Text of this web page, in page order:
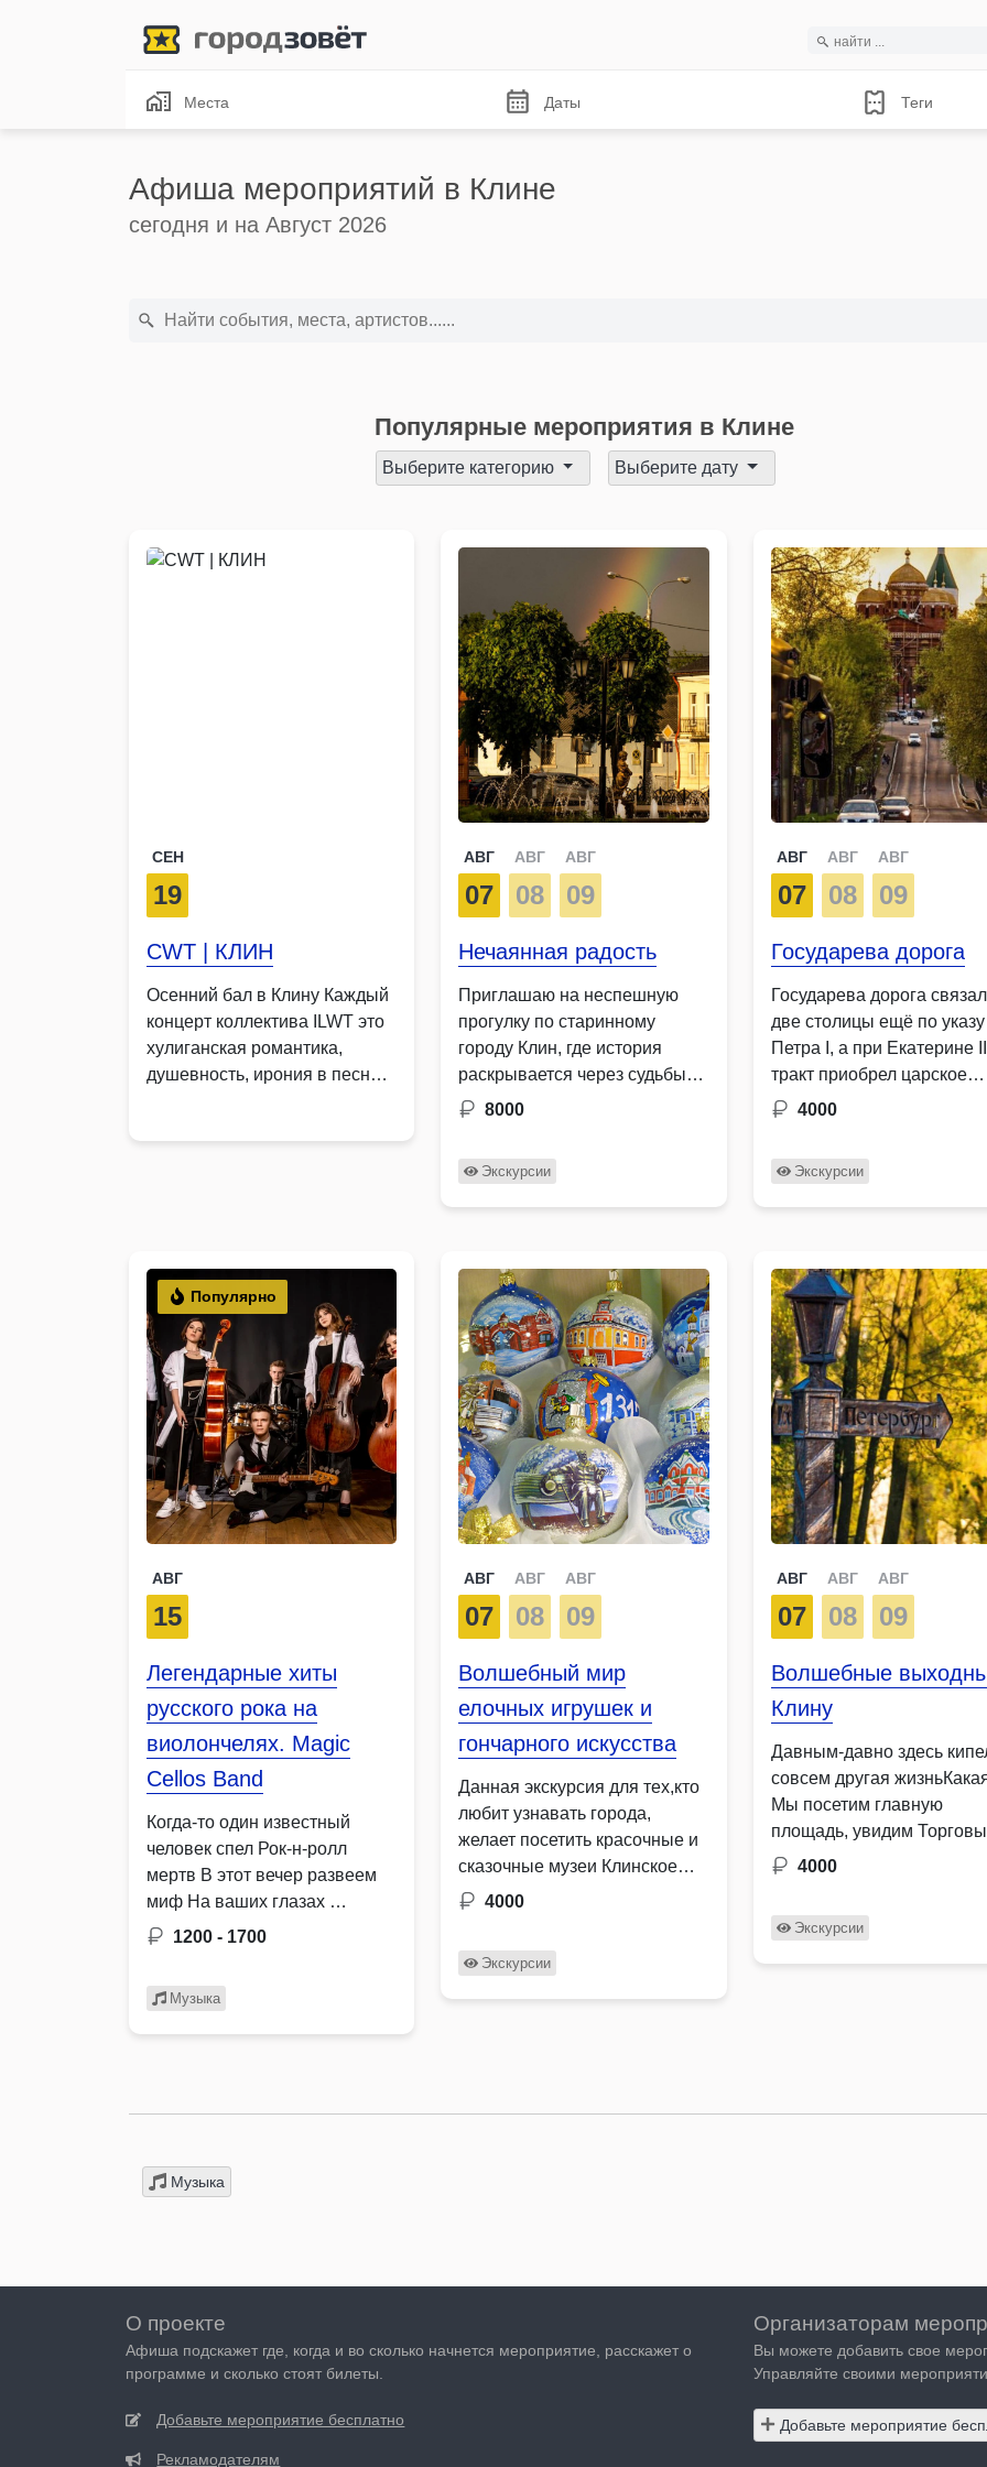
Места Даты Теги
Афиша мероприятий в Клине
сегодня и на Август 2026
Популярные мероприятия в Клине
Выберите категорию Выберите дату
СЕН
19
CWT | КЛИН
Осенний бал в Клину Каждый
концерт коллектива ILWT это
хулиганская романтика,
душевность, ирония в песнях,
АВГ
07
АВГ
08
АВГ
09
Нечаянная радость
Приглашаю на неспешную
прогулку по старинному
городу Клин, где история
раскрывается через судьбы
людей, старинные трактиры и
8000
Экскурсии
АВГ
07
АВГ
08
АВГ
09
Государева дорога
Государева дорога
две столицы ещё по указу
Петра I, а при Екатерине II
тракт приобрел царское
величие и размах. …
4000
Экскурсии
Популярно
АВГ
15
Легендарные хиты
русского рока на
виолончелях. Magic
Cellos Band
Когда-то один известный
человек спел Рок-н-ролл
мертв В этот вечер развеем
миф На ваших глазах …
1200 - 1700
Музыка
АВГ
07
АВГ
08
АВГ
09
Волшебный мир
елочных игрушек и
гончарного искусства
Данная экскурсия для тех,кто
любит узнавать города,
желает посетить красочные и
сказочные музеи Клинское
Подворье, а можно себя
4000
Экскурсии
АВГ
07
АВГ
08
АВГ
09
Волшебные
Клину
Давным-давно здесь
совсем другая
Мы посетим главную
площадь, увидим
ряды, словно
4000
Экскурсии
Музыка
О проекте
Афиша подскажет где, когда и во сколько начнется мероприятие, расскажет о
программе и сколько стоят билеты.
Добавьте мероприятие бесплатно
Рекламодателям
Организаторам
Вы можете добавить свое
Управляйте своими
Добавьте мероприятие